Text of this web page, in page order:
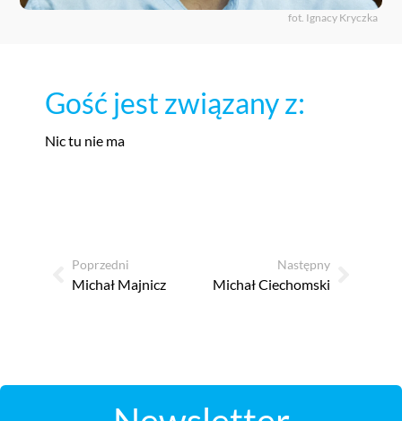
fot. Ignacy Kryczka
Gość jest związany z:
Nic tu nie ma
Poprzedni
Michał Majnicz
Następny
Michał Ciechomski